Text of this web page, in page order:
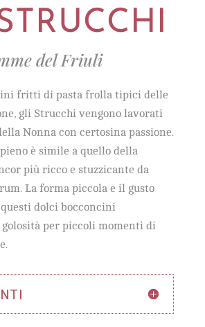
del Friuli
fritti di pasta frolla tipici delle
gli Strucchi vengono lavorati
Nonna con certosina passione.
è simile a quello della
più ricco e stuzzicante da
La forma piccola e il gusto
dolci bocconcini
per piccoli momenti di